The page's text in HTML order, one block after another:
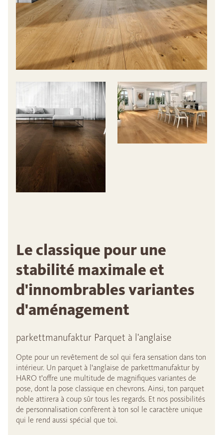
Le classique pour une
stabilité maximale et
d'innombrables variantes
d'aménagement
parkettmanufaktur Parquet à l'anglaise
Opte pour un revêtement de sol qui fera sensation dans ton
intérieur. Un parquet à l'anglaise de parkettmanufaktur by
HARO t'offre une multitude de magnifiques variantes de
pose, dont la pose classique en chevrons. Ainsi, ton parquet
noble attirera à coup sûr tous les regards. Et nos possibilités
de personnalisation confèrent à ton sol le caractère unique
qui le rend aussi spécial que toi.